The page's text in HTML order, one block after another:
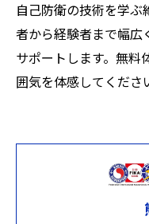
自己防衛の技術を学
者から経験者まで幅広
サポートします。無料
囲気を体感してくださ